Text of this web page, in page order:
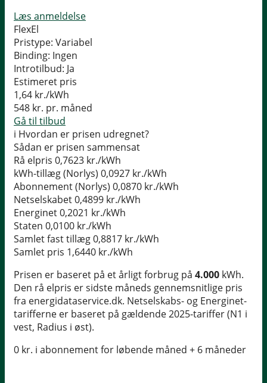
Læs anmeldelse
FlexEl
Pristype: Variabel
Binding: Ingen
Introtilbud: Ja
Estimeret pris
1,64 kr./kWh
548 kr. pr. måned
Gå til tilbud
i Hvordan er prisen udregnet?
Sådan er prisen sammensat
Rå elpris 0,7623 kr./kWh
kWh-tillæg (Norlys) 0,0927 kr./kWh
Abonnement (Norlys) 0,0870 kr./kWh
Netselskabet0,4899 kr./kWh
Energinet0,2021 kr./kWh
Staten 0,0100 kr./kWh
Samlet fast tillæg0,8817 kr./kWh
Samlet pris 1,6440 kr./kWh
Prisen er baseret på et årligt forbrug på 4.000 kWh.
Den rå elpris er sidste måneds gennemsnitlige pris
fra energidataservice.dk. Netselskabs- og Energinet-
tarifferne er baseret på gældende 2025-tariffer (N1 i
vest, Radius i øst).
0 kr. i abonnement for løbende måned + 6 måneder